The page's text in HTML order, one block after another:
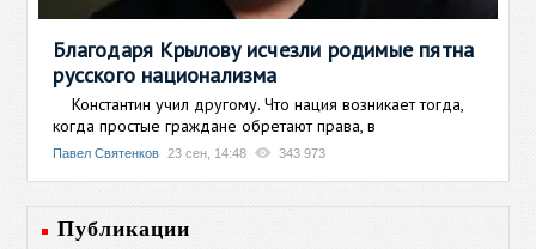
Благодаря Крылову исчезли родимые пятна
русского национализма
Константин учил другому. Что нация возникает тогда,
когда простые граждане обретают права, в
Павел Святенков 23 сен, 14:48 343 973
Публикации